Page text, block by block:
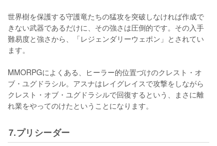
世界樹を保護する守護竜たちの猛攻を突破しなければ作成で
きない武器であるだけに、その強さは圧倒的です。その入手
難易度と強さから、「レジェンダリーウェポン」とされてい
ます。
MMORPGによくある、ヒーラー的位置づけのクレスト・オ
ブ・ユグドラシル。アスナはレイグレイスで攻撃をしながら
クレスト・オブ・ユグドラシルで回復するという、まさに離
れ業をやってのけたということになります。
7.プリシーダー